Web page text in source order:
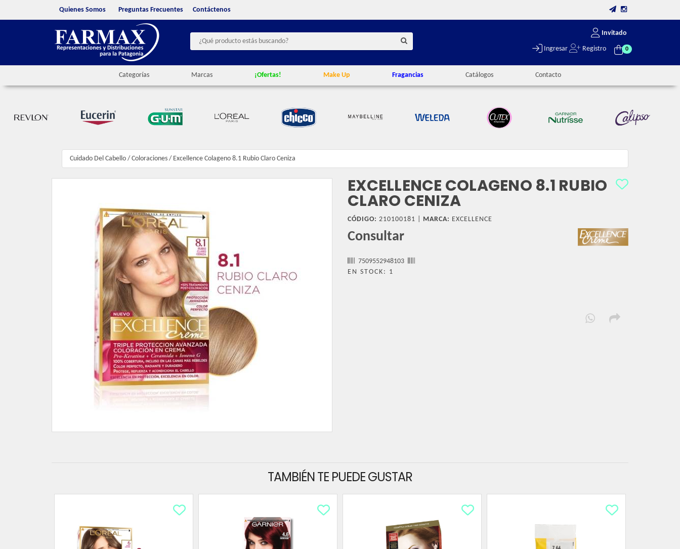
Quienes Somos Preguntas Frecuentes Contáctenos
Invitado
Ingresar Registro 0
Categorías Marcas ¡Ofertas! Make Up Fragancias Catálogos Contacto
Cuidado Del Cabello / Coloraciones / Excellence Colageno 8.1 Rubio Claro Ceniza
EXCELLENCE COLAGENO 8.1 RUBIO
CLARO CENIZA
CÓDIGO: 210100181 | MARCA: EXCELLENCE
Consultar
7509552948103
EN STOCK: 1
TAMBIÉN TE PUEDE GUSTAR